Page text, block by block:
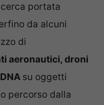
portata
da alcuni
di
aeronautici, droni
su oggetti
percorso dalla